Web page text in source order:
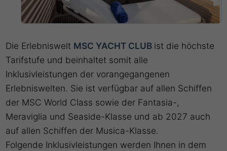
Die Erlebniswelt MSC YACHT CLUB ist die höchste
Tarifstufe und beinhaltet somit alle
Inklusivleistungen der vorangegangenen
Erlebniswelten. Sie ist verfügbar auf allen Schiffen
der MSC World Class sowie der Fantasia-,
Meraviglia und Seaside-Klasse und ab 2027 auch
auf allen Schiffen der Musica-Klasse.
Folgende Inklusivleistungen werden Ihnen in dem